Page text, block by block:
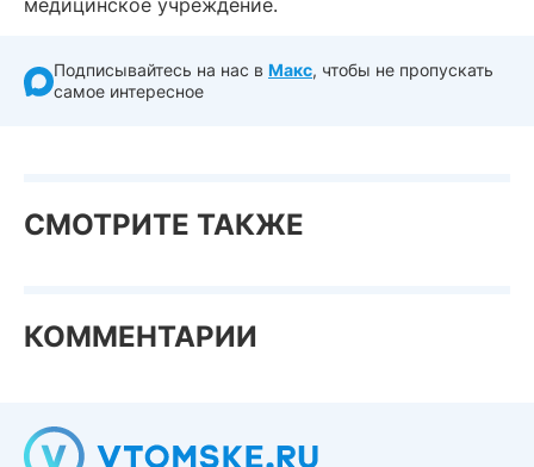
медицинское учреждение.
Подписывайтесь на нас в Макс, чтобы не пропускать
самое интересное
СМОТРИТЕ ТАКЖЕ
КОММЕНТАРИИ